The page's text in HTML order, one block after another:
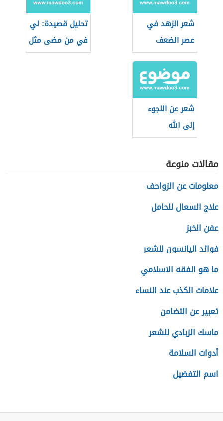
شعر الزهد في
عصر الضعف
تحليل قصيدة: لي
في من مضى مثل
للبارودي
شعر عن اللجوء
إلى الله
مقالات منوعة
معلومات عن الزواحف
علاج السعال للحامل
عفن الخبز
فوائد اليانسون للشعر
ما هو الفقه الاسلامي
علامات الكذب عند النساء
تعبير عن التضامن
ماسك الزبادي للشعر
أدوات السلامة
اسم التفضيل